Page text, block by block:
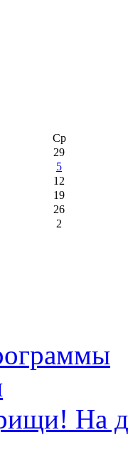
Ср
29
5
12
19
26
2
На